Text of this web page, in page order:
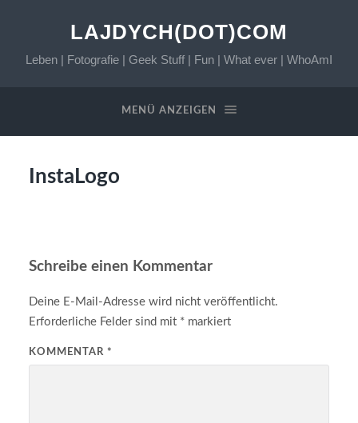
LAJDYCH(DOT)COM
Leben | Fotografie | Geek Stuff | Fun | What ever | WhoAmI
MENÜ ANZEIGEN
InstaLogo
Schreibe einen Kommentar
Deine E-Mail-Adresse wird nicht veröffentlicht.
Erforderliche Felder sind mit *markiert
KOMMENTAR *